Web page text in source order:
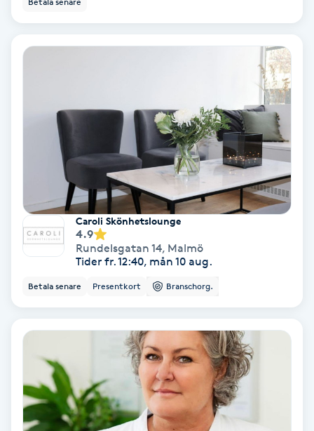
Bambumassage
Barnklippning
Blowout
Brynformning
Brynfärgning
Caroli Skönhetslounge
4.9
Rundelsgatan 14, Malmö
Tider fr. 12:40, mån 10 aug.
Betala senare Presentkort Branschorg.